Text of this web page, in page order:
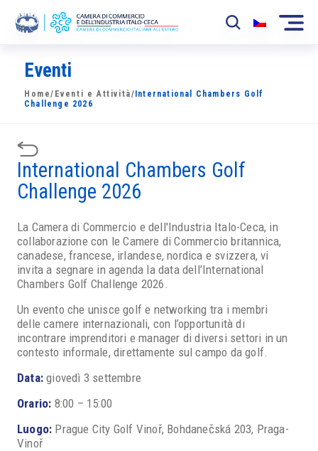
La Camera
News
Sviluppo Mercato
Soci
Partner
Progetti
Eventi
Home/ Eventi e Attività/ International Chambers Golf
Challenge 2026
International Chambers Golf
Challenge 2026
La Camera di Commercio e dell'Industria Italo-Ceca, in
collaborazione con le Camere di Commercio britannica,
canadese, francese, irlandese, nordica e svizzera, vi
invita a segnare in agenda la data dell’International
Chambers Golf Challenge 2026.
Un evento che unisce golf e networking tra i membri
delle camere internazionali, con l’opportunità di
incontrare imprenditori e manager di diversi settori in un
contesto informale, direttamente sul campo da golf.
Data: giovedì 3 settembre
Orario: 8:00 – 15:00
Luogo: Prague City Golf Vinoř, Bohdanečská 203, Praga-
Vinoř